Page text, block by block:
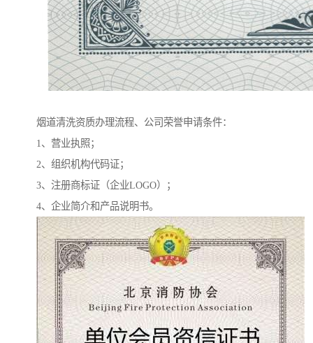
烟道清洗资质办理流程、公司荣誉申请条件：
1、营业执照；
2、组织机构代码证；
3、注册商标证（企业LOGO）；
4、企业简介和产品说明书。